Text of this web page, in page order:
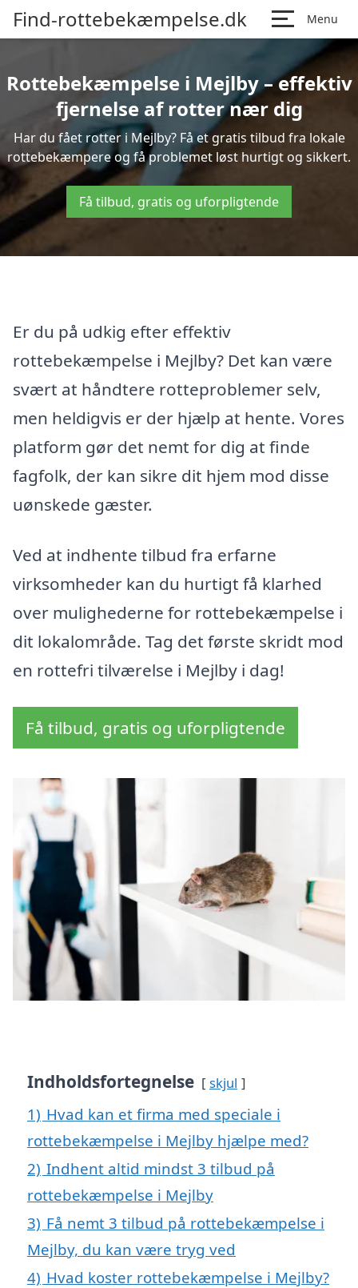
Find-rottebekæmpelse.dk Menu
Rottebekæmpelse i Mejlby – effektiv
fjernelse af rotter nær dig
Har du fået rotter i Mejlby? Få et gratis tilbud fra lokale
rottebekæmpere og få problemet løst hurtigt og sikkert.
Få tilbud, gratis og uforpligtende
Er du på udkig efter effektiv
rottebekæmpelse i Mejlby? Det kan være
svært at håndtere rotteproblemer selv,
men heldigvis er der hjælp at hente. Vores
platform gør det nemt for dig at finde
fagfolk, der kan sikre dit hjem mod disse
uønskede gæster.
Ved at indhente tilbud fra erfarne
virksomheder kan du hurtigt få klarhed
over mulighederne for rottebekæmpelse i
dit lokalområde. Tag det første skridt mod
en rottefri tilværelse i Mejlby i dag!
Få tilbud, gratis og uforpligtende
Indholdsfortegnelse skjul
1) Hvad kan et firma med speciale i
rottebekæmpelse i Mejlby hjælpe med?
2) Indhent altid mindst 3 tilbud på
rottebekæmpelse i Mejlby
3) Få nemt 3 tilbud på rottebekæmpelse i
Mejlby, du kan være tryg ved
4) Hvad koster rottebekæmpelse i Mejlby?